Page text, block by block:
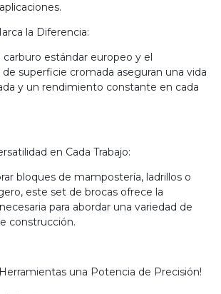
la Diferencia:
carburo estándar europeo y el
superficie cromada aseguran una vida
y un rendimiento constante en cada
en Cada Trabajo:
bloques de mampostería, ladrillos o
este set de brocas ofrece la
para abordar una variedad de
construcción.
una Potencia de Precisión!